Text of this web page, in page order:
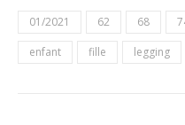
01/2021 62 68
enfant
fille legging